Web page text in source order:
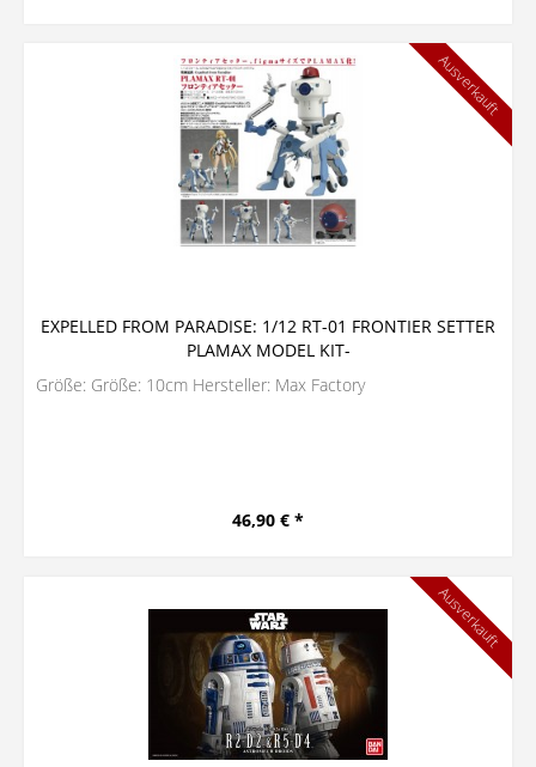
EXPELLED FROM PARADISE: 1/12 RT-01 FRONTIER SETTER
PLAMAX MODEL KIT-
Größe: Größe: 10cm Hersteller: Max Factory
Ausverkauft
46,90 € *
Ausverkauft